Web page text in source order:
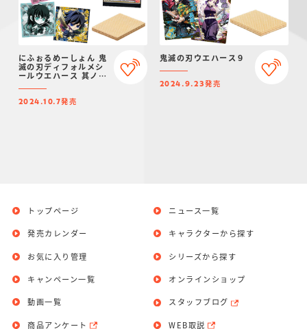
にふぉるめーしょん 鬼
滅の刃ディフォルメシ
ールウエハース 其ノ十
2024.10.7発売
鬼滅の刃ウエハース９
2024.9.23発売
トップページ
発売カレンダー
お気に入り管理
ニュース一覧
キャラクターから探す
シリーズから探す
キャンペーン一覧
動画一覧
商品アンケート
オンラインショップ
スタッフブログ
WEB取説